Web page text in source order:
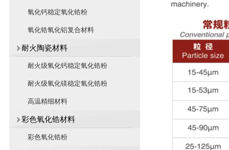
氧化钙稳定氧化锆粉
氧化锆氧化铝复合材料
耐火陶瓷材料
耐火级氧化钙稳定氧化锆粉
耐火级氧化镁稳定氧化锆粉
高温精细材料
彩色氧化锆材料
彩色氧化锆粉